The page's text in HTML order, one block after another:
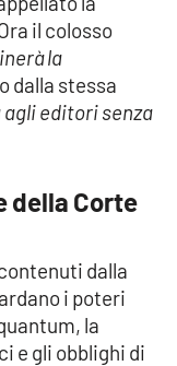
il colosso
la
dalla stessa
editori senza
della Corte
dalla
i poteri
la
e gli obblighi di